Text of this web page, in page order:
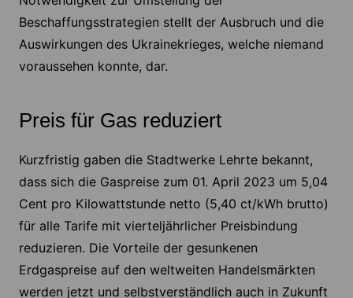
Beschaffungsstrategien stellt der Ausbruch und die
Auswirkungen des Ukrainekrieges, welche niemand
voraussehen konnte, dar.
Preis für Gas reduziert
Kurzfristig gaben die Stadtwerke Lehrte bekannt,
dass sich die Gaspreise zum 01. April 2023 um 5,04
Cent pro Kilowattstunde netto (5,40 ct/kWh brutto)
für alle Tarife mit vierteljährlicher Preisbindung
reduzieren. Die Vorteile der gesunkenen
Erdgaspreise auf den weltweiten Handelsmärkten
werden jetzt und selbstverständlich auch in Zukunft